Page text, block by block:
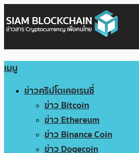
เมนู
ข่าวคริปโตเคอเรนซี่
ข่าว Bitcoin
ข่าว Ethereum
ข่าว Binance Coin
ข่าว Dogecoin